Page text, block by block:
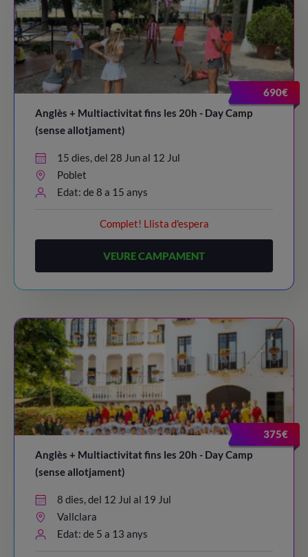
690€
Anglès + Multiactivitat fins les 20h - Day Camp
(sense allotjament)
15 dies, del 28 Jun al 12 Jul
Poblet
Edat: de 8 a 15 anys
Complet! Llista d'espera
VEURE CAMPAMENT
375€
Anglès + Multiactivitat fins les 20h - Day Camp
(sense allotjament)
8 dies, del 12 Jul al 19 Jul
Vallclara
Edat: de 5 a 13 anys